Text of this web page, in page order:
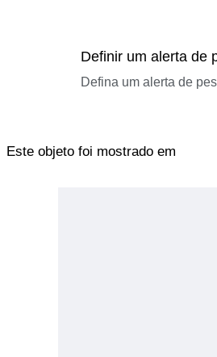
Definir um alerta de
Defina um alerta de
Este objeto foi mostrado em